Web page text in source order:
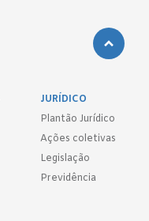
JURÍDICO
Plantão Jurídico
Ações coletivas
Legislação
Previdência